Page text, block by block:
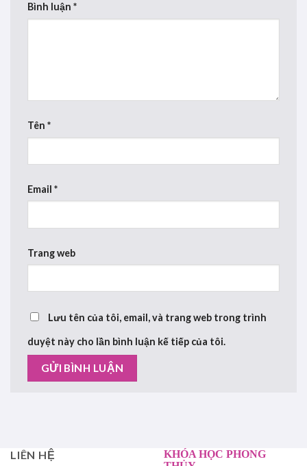
Bình luận *
Tên *
Email *
Trang web
Lưu tên của tôi, email, và trang web trong trình
duyệt này cho lần bình luận kế tiếp của tôi.
LIÊN HỆ
KHÓA HỌC PHONG